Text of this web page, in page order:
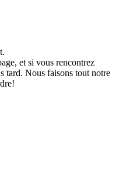
et si vous rencontrez
tard. Nous faisons tout notre